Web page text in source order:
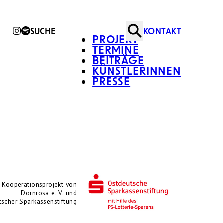
Suche KONTAKT
PROJEKT
TERMINE
BEITRÄGE
KÜNSTLERINNEN
PRESSE
Kooperationsprojekt von
Dornrosa e. V. und
Sparkassenstiftung